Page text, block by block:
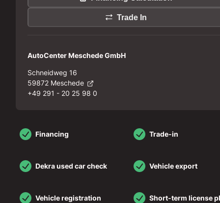
Trade In
AutoCenter Meschede GmbH
Schneidweg 16
59872 Meschede
+49 291 - 20 25 98 0
Financing Trade-in
Dekra used car check Vehicle export
Vehicle registration Short-term license